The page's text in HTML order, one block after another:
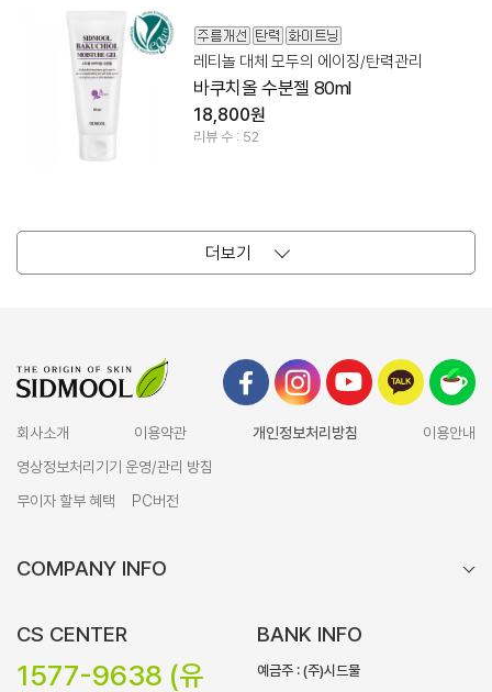
레티놀 대체 모두의 에이징/탄력관리
바쿠치올 수분젤 80ml
18,800원
리뷰 수 : 52
더보기
회사소개 이용약관 개인정보처리방침
이용안내
영상정보처리기기 운영/관리 방침
무이자 할부 혜택
PC버전
COMPANY INFO
CS CENTER
1577-9638 (유
BANK INFO
예금주 : (주)시드물